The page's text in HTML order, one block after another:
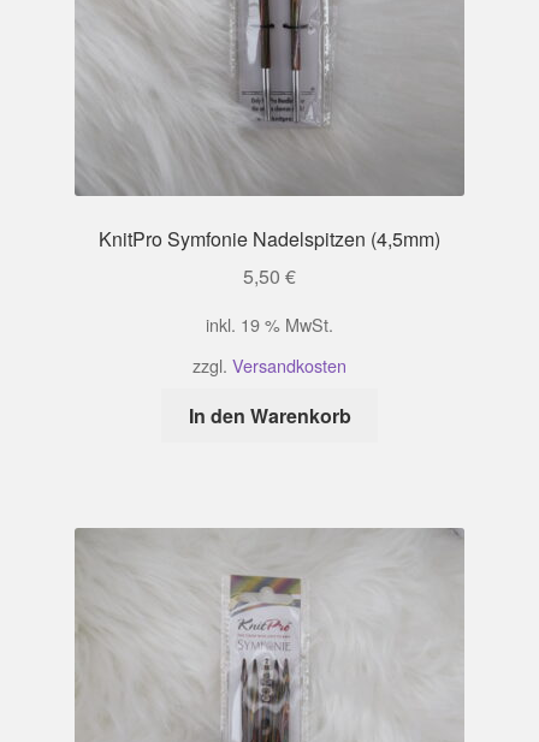
KnitPro Symfonie Nadelspitzen (4,5mm)
5,50 €
inkl. 19 % MwSt.
zzgl. Versandkosten
In den Warenkorb